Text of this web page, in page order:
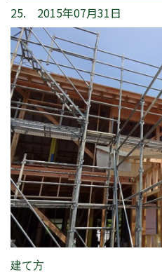
25. 2015年07月31日
建て方